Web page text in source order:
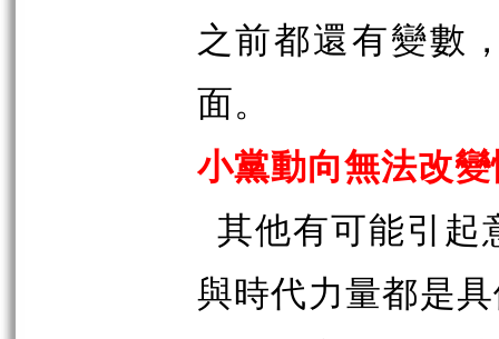
之前都還有變數
面。
小黨動向無法改
其他有可能引起
與時代力量都是